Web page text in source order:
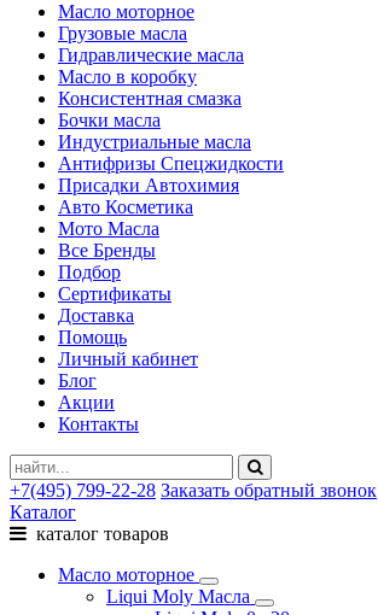
Масло моторное
Грузовые масла
Гидравлические масла
Масло в коробку
Консистентная смазка
Бочки масла
Индустриальные масла
Антифризы Спецжидкости
Присадки Автохимия
Авто Косметика
Мото Масла
Все Бренды
Подбор
Сертификаты
Доставка
Помощь
Личный кабинет
Блог
Акции
Контакты
+7(495) 799-22-28 Заказать обратный звонок
Каталог
каталог товаров
Масло моторное
Liqui Moly Масла